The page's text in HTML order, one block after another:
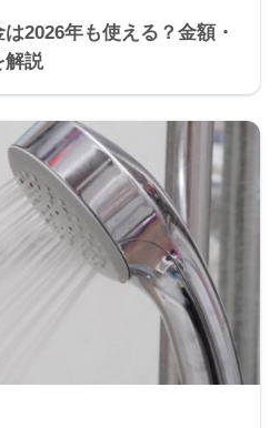
2026年も使える？金額・
解説